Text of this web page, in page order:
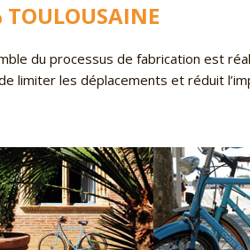
du processus de fabrication est
limiter les déplacements et réduit